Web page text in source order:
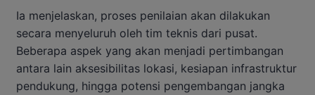
Ia menjelaskan, proses penilaian akan dilakukan
secara menyeluruh oleh tim teknis dari pusat.
Beberapa aspek yang akan menjadi pertimbangan
antara lain aksesibilitas lokasi, kesiapan infrastruktur
pendukung, hingga potensi pengembangan jangka